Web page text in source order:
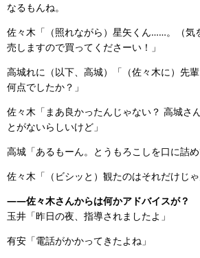
なるもんね。
佐々木「（照れながら）星矢くん……。（気
売しますので買ってくださーい！」
高城れに（以下、高城）「（佐々木に）先
何点でしたか？」
佐々木「まあ良かったんじゃない？ 高城さ
とがないらしいけど」
高城「あるもーん。とうもろこしを口に詰め
佐々木「（ビシッと）観たのはそれだけじゃ
――佐々木さんからは何かアドバイスが？
玉井「昨日の夜、指導されましたよ」
有安「電話がかかってきたよね」